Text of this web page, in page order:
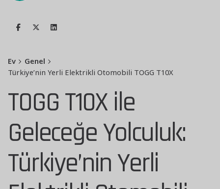
Ev
Genel
Türkiye’nin Yerli Elektrikli Otomobili TOGG T10X
TOGG T10X ile
Geleceğe Yolculuk:
Türkiye’nin Yerli